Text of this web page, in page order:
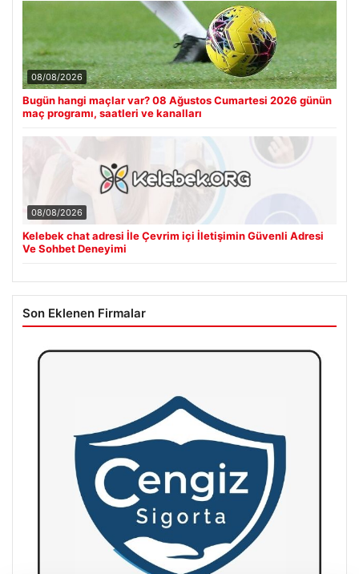
08/08/2026
Bugün hangi maçlar var? 08 Ağustos Cumartesi 2026 günün
maç programı, saatleri ve kanalları
08/08/2026
Kelebek chat adresi İle Çevrim içi İletişimin Güvenli Adresi
Ve Sohbet Deneyimi
Son Eklenen Firmalar